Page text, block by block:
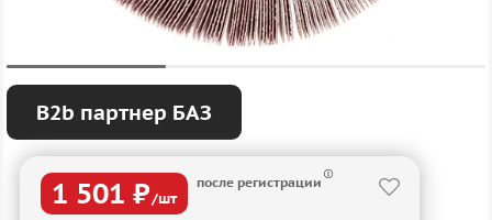
B2b партнер БАЗ
1 501 ₽/шт
после регистрации